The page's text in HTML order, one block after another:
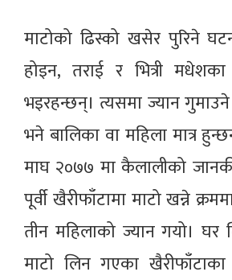
माटोको ढिस्को खसेर पुरिने
होइन, तराई र भित्री
भइरहन्छन्। त्यसमा ज्यान
भने बालिका वा महिला मात्र
माघ २०७७ मा कैलालीको
पूर्वी खैरीफाँटामा माटो खन्ने
तीन महिलाको ज्यान गयो। घर
माटो लिन गएका खैरीफाँटाका